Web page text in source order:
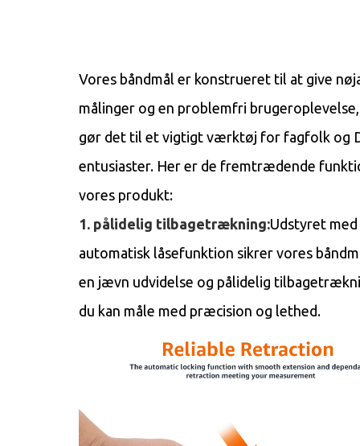
Vores båndmål er konstrueret til at give
målinger og en problemfri
gør det til et vigtigt værktøj for fagfolk og
entusiaster. Her er de fremtrædende
vores produkt:
1. pålidelig tilbagetrækning:Udstyret med
automatisk låsefunktion sikrer vores
en jævn udvidelse og pålidelig
du kan måle med præcision og lethed.